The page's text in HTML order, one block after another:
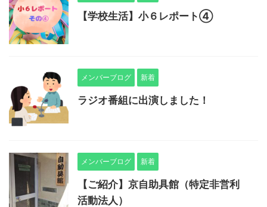
【学校生活】小６レポート④
メンバーブログ 新着
ラジオ番組に出演しました！
メンバーブログ 新着
【ご紹介】京自助具館（特定非営利
活動法人）